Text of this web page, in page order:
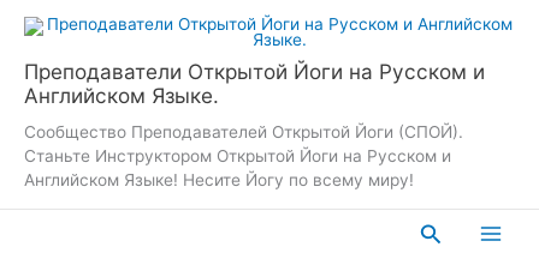
содержимому
Преподаватели Открытой Йоги на Русском и
Английском Языке.
Сообщество Преподавателей Открытой Йоги (СПОЙ).
Станьте Инструктором Открытой Йоги на Русском и
Английском Языке! Несите Йогу по всему миру!
Поиск